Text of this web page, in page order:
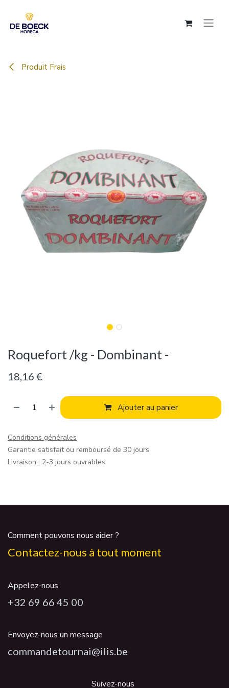
Produit Frais
Roquefort /kg - Dombinant -
18,16 €
Ajouter au panier
Conditions générales
Garantie satisfait ou remboursé de 30 jours
Livraison : 2-3 jours ouvrables
Comment pouvons nous aider ?
Contactez-nous à tout moment
Appelez-nous
+32 69 66 45 00
Envoyez-nous un message
commandetournai@ilis.be
Suivez-nous